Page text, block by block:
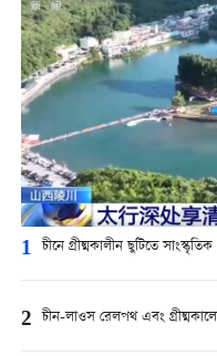
1 চীনে গ্রীষ্মকালীন ছুটিতে
2 চীন-লাওস রেলপথ এবং